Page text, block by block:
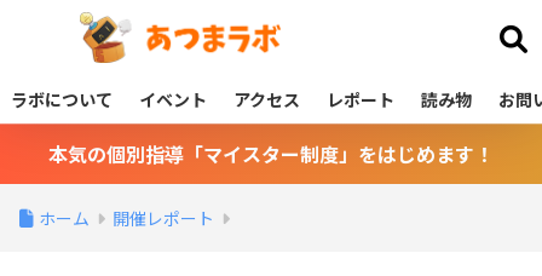
ラボについて イベント アクセス レポート 読み物 お問
本気の個別指導「マイスター制度」をはじめます！
ホーム 開催レポート